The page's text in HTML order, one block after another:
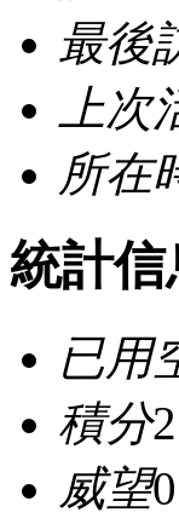
最後
上次
所在
統計信
已用
積分2
威望0